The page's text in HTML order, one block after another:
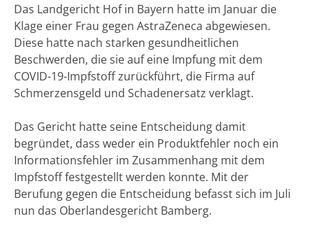
Das Landgericht Hof in Bayern hatte im Januar die
Klage einer Frau gegen AstraZeneca abgewiesen.
Diese hatte nach starken gesundheitlichen
Beschwerden, die sie auf eine Impfung mit dem
COVID-19-Impfstoff zurückführt, die Firma auf
Schmerzensgeld und Schadenersatz verklagt.
Das Gericht hatte seine Entscheidung damit
begründet, dass weder ein Produktfehler noch ein
Informationsfehler im Zusammenhang mit dem
Impfstoff festgestellt werden konnte. Mit der
Berufung gegen die Entscheidung befasst sich im Juli
nun das Oberlandesgericht Bamberg.